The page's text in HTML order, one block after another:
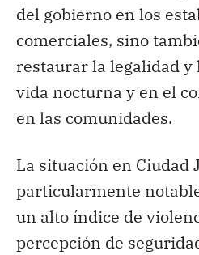
del gobierno en los
comerciales, sino
restaurar la legalidad y
vida nocturna y en el
en las comunidades.
La situación en Ciudad
particularmente
un alto índice de
percepción de